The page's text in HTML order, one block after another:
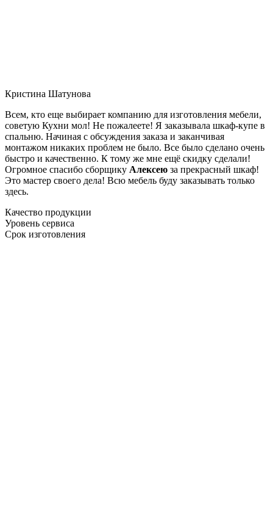
Кристина Шатунова
Всем, кто еще выбирает компанию для изготовления мебели,
советую Кухни мол! Не пожалеете! Я заказывала шкаф-купе в
спальню. Начиная с обсуждения заказа и заканчивая
монтажом никаких проблем не было. Все было сделано очень
быстро и качественно. К тому же мне ещё скидку сделали!
Огромное спасибо сборщику Алексею за прекрасный шкаф!
Это мастер своего дела! Всю мебель буду заказывать только
здесь.
Качество продукции
Уровень сервиса
Срок изготовления